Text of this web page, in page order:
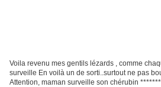
Voila revenu mes gentils lézards , comme
surveille En voilà un de sorti..surtout ne pas
Attention, maman surveille son chérubin